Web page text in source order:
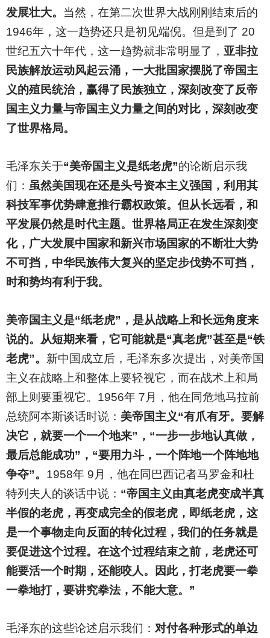
发展壮大。 当然，在第二次世界大战刚刚结束后的
1946年，这一趋势还只是初见端倪。但是到了 20
世纪五六十年代，这一趋势就非常明显了， 亚非拉
民族解放运动风起云涌，一大批国家摆脱了帝国主
义的殖民统治，赢得了民族独立，深刻改变了反帝
国主义力量与帝国主义力量之间的对比，深刻改变
了世界格局。
毛泽东关于“美帝国主义是纸老虎”的论断启示我
们： 虽然美国现在还是头号资本主义强国，利用其
科技军事优势肆意推行霸权政策。但从长远看，和
平发展仍然是时代主题。世界格局正在发生深刻变
化，广大发展中国家和新兴市场国家的不断壮大势
不可挡，中华民族伟大复兴的坚定步伐势不可挡，
时和势均有利于我。
美帝国主义是“纸老虎”，是从战略上和长远角度来
说的。从短期来看，它可能就是“真老虎”甚至是“铁
老虎”。 新中国成立后，毛泽东多次提出，对美帝国
主义在战略上和整体上要轻视它，而在战术上和局
部上则要重视它。1956年 7月，他在同危地马拉前
总统阿本斯谈话时说： 美帝国主义“有爪有牙。要解
决它，就要一个一个地来”，“一步一步地认真做，
最后总能成功”，“要用力斗，一个阵地一个阵地地
争夺”。 1958年 9月，他在同巴西记者马罗金和杜
特列夫人的谈话中说： “帝国主义由真老虎变成半真
半假的老虎，再变成完全的假老虎，即纸老虎，这
是一个事物走向反面的转化过程，我们的任务就是
要促进这个过程。在这个过程结束之前，老虎还可
能要活一个时期，还能咬人。因此，打老虎要一拳
一拳地打，要讲究拳法，不能大意。”
毛泽东的这些论述启示我们： 对付各种形式的单边